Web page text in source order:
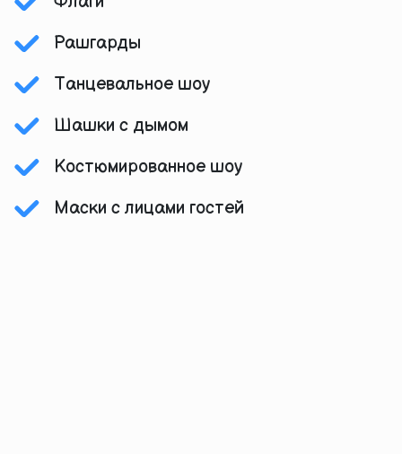
Рашгарды
Танцевальное шоу
Шашки с дымом
Костюмированное шоу
Маски с лицами гостей